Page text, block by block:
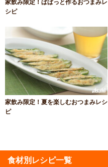
家飲み限定！ぱぱっと作るおつまみレ
シピ
家飲み限定！夏を楽しむおつまみレシ
ピ
食材別レシピ一覧